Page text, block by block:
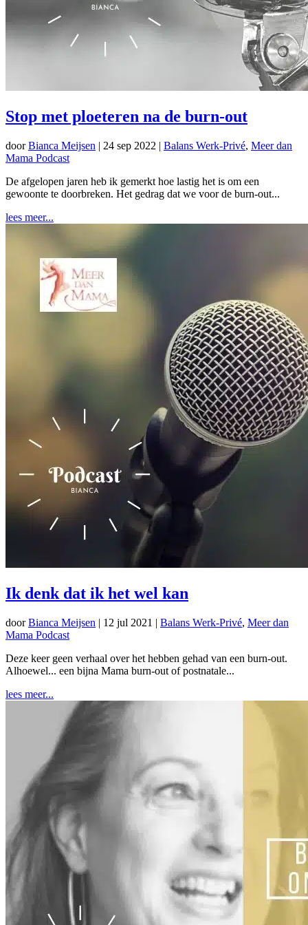
Stop met ploeteren na de burn-out
doorBianca Meijsen | 24 sep 2022 | Balans Werk-Privé, Meer dan
Mama Podcast
De afgelopen jaren heb ik gemerkt hoe lastig het is om een
gewoonte te doorbreken. Het gedrag dat we voor de burn-out...
lees meer...
Ik denk dat ik het wel kan
doorBianca Meijsen | 12 jul 2021 | Balans Werk-Privé, Meer dan
Mama Podcast
Deze keer geen verhaal over het hebben gehad van een burn-out.
Alhoewel... een bijna Mama burn-out of postnatale...
lees meer...